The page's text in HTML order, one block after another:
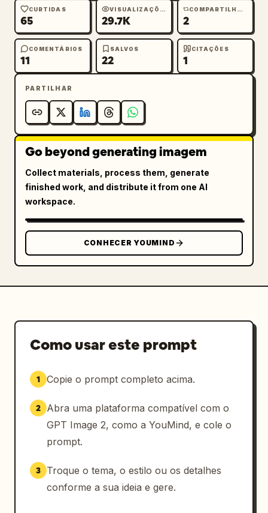
CURTIDAS
65
VISUALIZAÇÕES
29.7K
COMPARTILHAMENTOS
2
COMENTÁRIOS
11
SALVOS
22
CITAÇÕES
1
PARTILHAR
Go beyond generating imagem
Collect materials, process them, generate
finished work, and distribute it from one AI
workspace.
CONHECER YOUMIND
Como usar este prompt
1 Copie o prompt completo acima.
2
Abra uma plataforma compatível com o
GPT Image 2, como a YouMind, e cole o
prompt.
3
Troque o tema, o estilo ou os detalhes
conforme a sua ideia e gere.